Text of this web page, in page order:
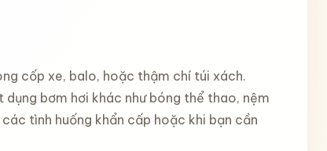
cốp xe, balo, hoặc thậm chí túi xách.
bơm hơi khác như bóng thể thao, nệm
tình huống khẩn cấp hoặc khi bạn cần